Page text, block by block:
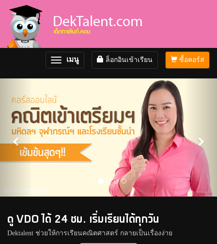
ซื้อคอร์ส
ล็อกอินเข้าเรียน
Toggle
navigation
เมนู
ดู VDO ได้ 24 ชม. เริ่มเรียนได้ทุกวัน
Dektalent ช่วยให้การเรียนคณิตศาสตร์ กลายเป็นเรื่องง่าย